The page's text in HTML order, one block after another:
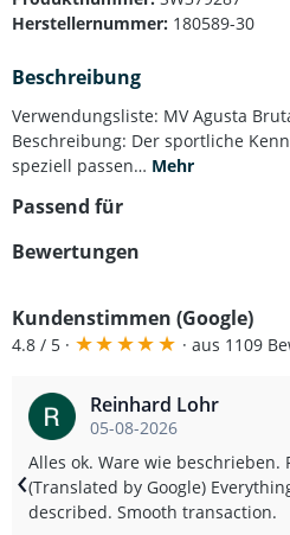
Herstellernummer: 180589-30
Beschreibung
Verwendungsliste: MV Agusta
Beschreibung: Der sportliche
speziell passen… Mehr
Passend für
Bewertungen
Kundenstimmen (Google)
4.8 / 5 · ★★★★★ · aus 1109
Reinhard Lohr
05-08-2026
Alles ok. Ware wie beschrieben.
(Translated by Google)
described. Smooth transaction.
‹